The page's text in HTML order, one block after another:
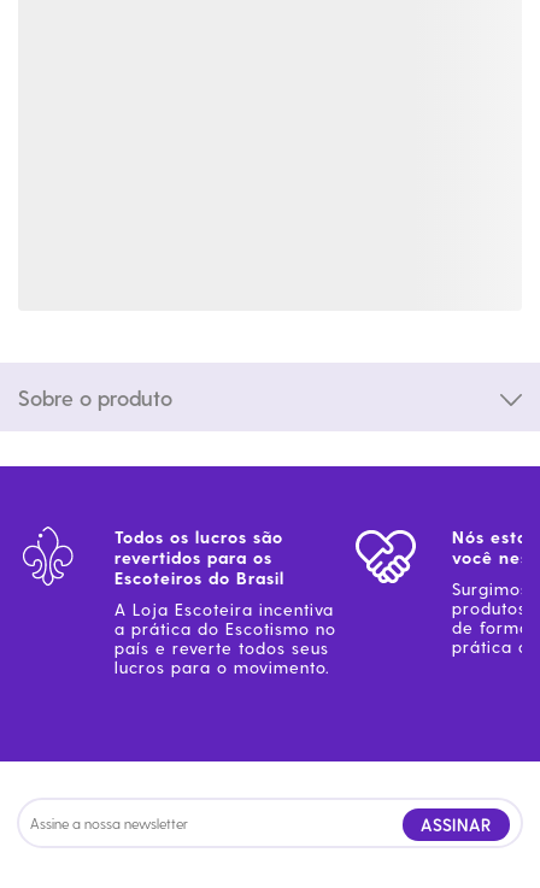
Sobre o produto
Todos os lucros são
revertidos para os
Escoteiros do Brasil
A Loja Escoteira incentiva
a prática do Escotismo no
país e reverte todos seus
lucros para o movimento.
Nós
você
Surgimos
produtos
de forma
prática
ASSINAR